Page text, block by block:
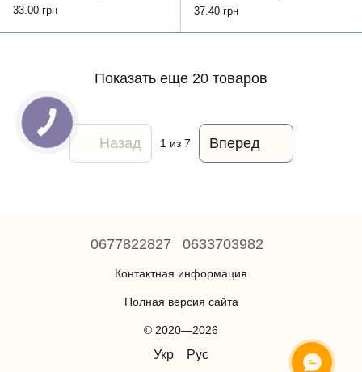
33.00 грн
37.40 грн
Показать еще 20 товаров
Назад 1из 7 Вперед
0677822827 0633703982
Контактная информация
Полная версия сайта
© 2020—2026
Укр Рус
ОНЛАЙН ЧАТ